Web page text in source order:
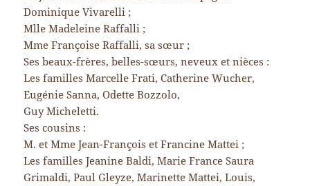
Dominique Vivarelli ;
Mlle Madeleine Raffalli ;
Mme Françoise Raffalli, sa sœur ;
Ses beaux-frères, belles-sœurs, neveux et nièces :
Les familles Marcelle Frati, Catherine Wucher,
Eugénie Sanna, Odette Bozzolo,
Guy Micheletti.
Ses cousins :
M. et Mme Jean-François et Francine Mattei ;
Les familles Jeanine Baldi, Marie France Saura
Grimaldi, Paul Gleyze, Marinette Mattei, Louis,